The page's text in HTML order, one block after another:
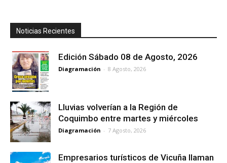
Noticias Recientes
Edición Sábado 08 de Agosto, 2026
Diagramación - 8 Agosto, 2026
Lluvias volverían a la Región de
Coquimbo entre martes y miércoles
Diagramación - 7 Agosto, 2026
Empresarios turísticos de Vicuña llaman